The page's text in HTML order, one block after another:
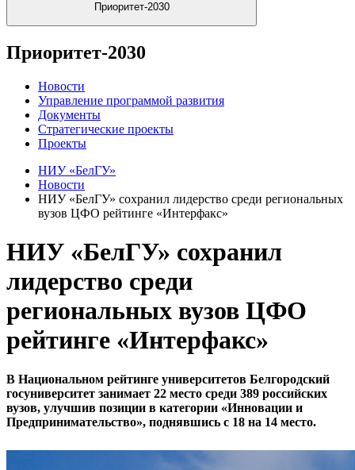
Приоритет-2030
Приоритет-2030
Новости
Управление программой развития
Документы
Стратегические проекты
Проекты
НИУ «БелГУ»
Новости
НИУ «БелГУ» сохранил лидерство среди региональных
вузов ЦФО рейтинге «Интерфакс»
НИУ «БелГУ» сохранил
лидерство среди
региональных вузов ЦФО
рейтинге «Интерфакс»
В Национальном рейтинге университетов Белгородский
госуниверситет занимает 22 место среди 389 российских
вузов, улучшив позиции в категории «Инновации и
Предпринимательство», поднявшись с 18 на 14 место.